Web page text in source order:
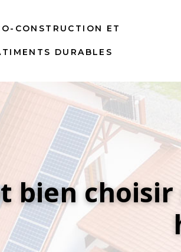
CONSTRUCTION ET
DURABLES
bien